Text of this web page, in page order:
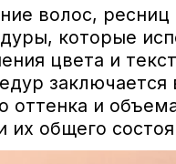
мы начнем с трех наших
синего, желтого и
знаем, ни у кого нет
или синих ресниц, но эти
скрытых оттенках наших
бровей и ресниц.
этого является
поскольку при выборе
магазине
есть ли у нас